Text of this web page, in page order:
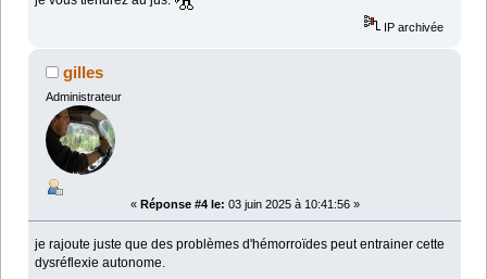
IP archivée
gilles
Administrateur
« Réponse #4 le: 03 juin 2025 à 10:41:56 »
je rajoute juste que des problèmes d'hémorroïdes peut entrainer cette
dysréflexie autonome.